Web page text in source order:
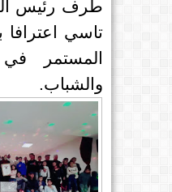
طرف رئيس
تاسي اعترافا
المستمر
والشباب.